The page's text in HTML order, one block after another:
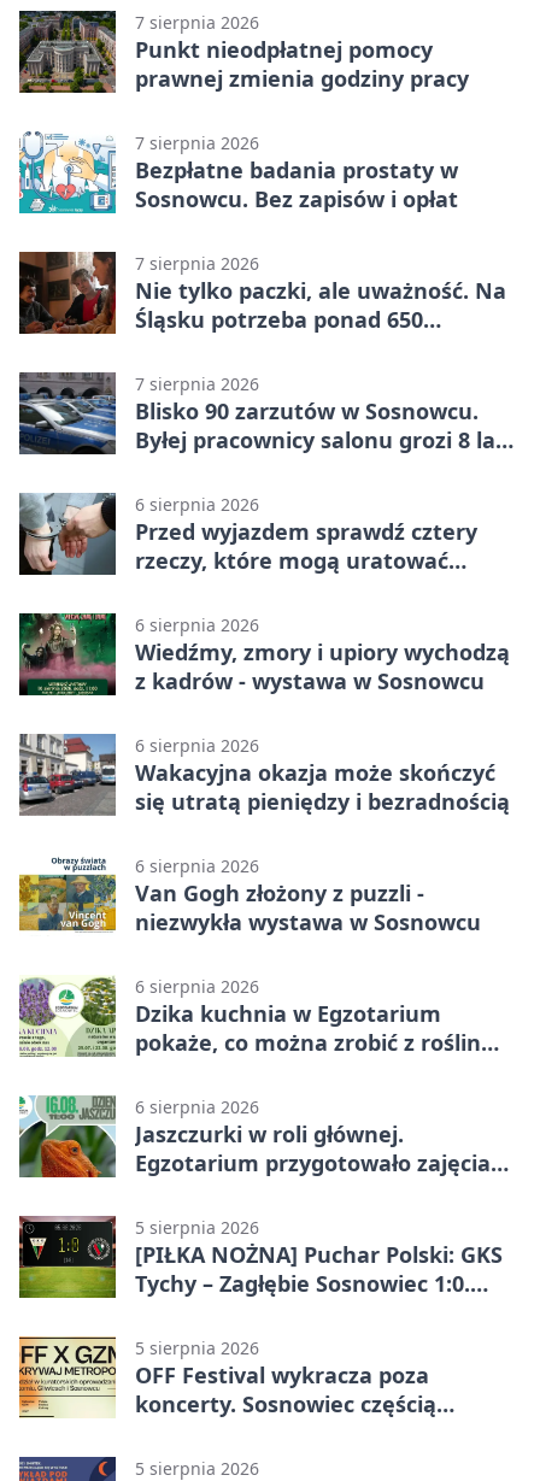
7 sierpnia 2026
Punkt nieodpłatnej pomocy
prawnej zmienia godziny pracy
7 sierpnia 2026
Bezpłatne badania prostaty w
Sosnowcu. Bez zapisów i opłat
7 sierpnia 2026
Nie tylko paczki, ale uważność. Na
Śląsku potrzeba ponad 650
7 sierpnia 2026
Blisko 90 zarzutów w Sosnowcu.
Byłej pracownicy salonu grozi 8 lat
6 sierpnia 2026
Przed wyjazdem sprawdź cztery
rzeczy, które mogą uratować
6 sierpnia 2026
Wiedźmy, zmory i upiory wychodzą
z kadrów - wystawa w Sosnowcu
6 sierpnia 2026
Wakacyjna okazja może skończyć
się utratą pieniędzy i bezradnością
6 sierpnia 2026
Van Gogh złożony z puzzli -
niezwykła wystawa w Sosnowcu
6 sierpnia 2026
Dzika kuchnia w Egzotarium
pokaże, co można zrobić z roślin
6 sierpnia 2026
Jaszczurki w roli głównej.
Egzotarium przygotowało zajęcia
5 sierpnia 2026
[PIŁKA NOŻNA] Puchar Polski: GKS
Tychy – Zagłębie Sosnowiec 1:0.
przed przerwą
5 sierpnia 2026
OFF Festival wykracza poza
koncerty. Sosnowiec częścią
5 sierpnia 2026